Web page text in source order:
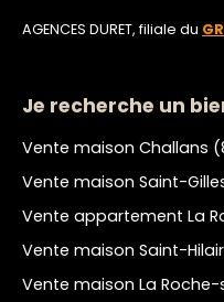
AGENCES DURET, filiale du
Je recherche un
Vente maison Challans
Vente maison Saint-
Vente appartement La
Vente maison Saint-
Vente maison La